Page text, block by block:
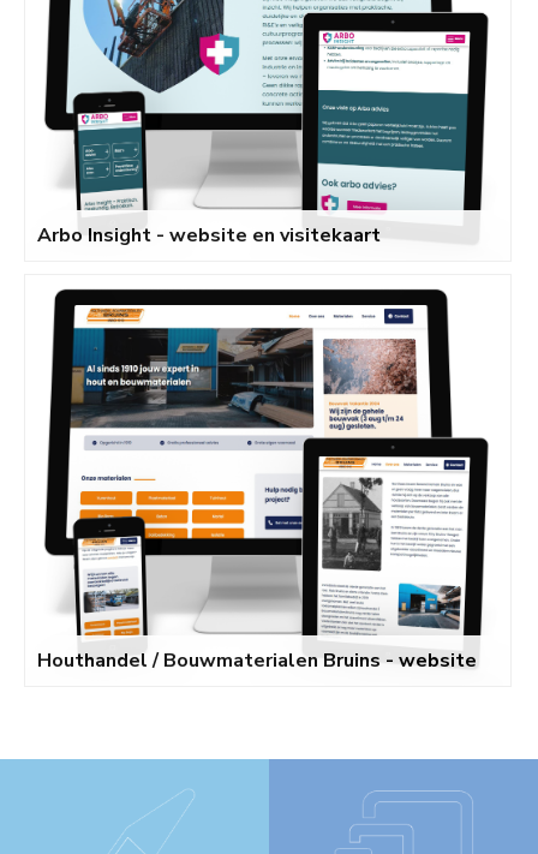
Arbo Insight - website en visitekaart
Houthandel / Bouwmaterialen Bruins - website